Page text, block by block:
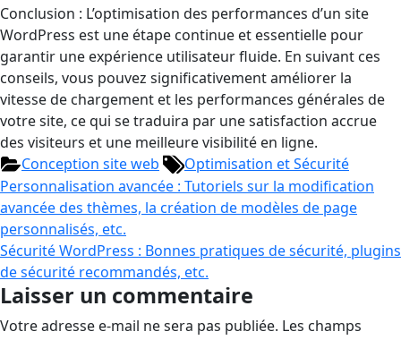
Conclusion : L’optimisation des performances d’un site
WordPress est une étape continue et essentielle pour
garantir une expérience utilisateur fluide. En suivant ces
conseils, vous pouvez significativement améliorer la
vitesse de chargement et les performances générales de
votre site, ce qui se traduira par une satisfaction accrue
des visiteurs et une meilleure visibilité en ligne.
Conception site web
Optimisation et Sécurité
Personnalisation avancée : Tutoriels sur la modification
avancée des thèmes, la création de modèles de page
personnalisés, etc.
Sécurité WordPress : Bonnes pratiques de sécurité, plugins
de sécurité recommandés, etc.
Laisser un commentaire
Votre adresse e-mail ne sera pas publiée. Les champs